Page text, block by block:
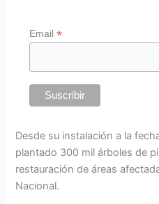
Email*
Desde su instalación a la
plantado 300 mil árboles de
restauración de áreas
Nacional.